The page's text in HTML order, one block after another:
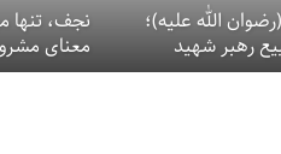
الله علیه)؛
رهبر شهید
نجف، تنها
معنای